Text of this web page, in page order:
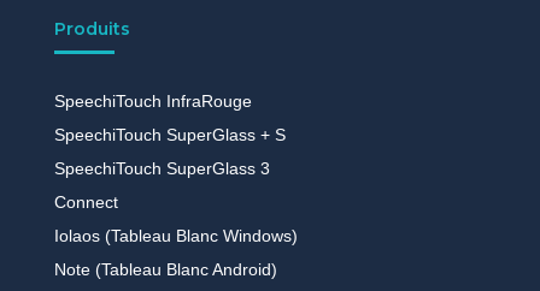
Produits
SpeechiTouch InfraRouge
SpeechiTouch SuperGlass + S
SpeechiTouch SuperGlass 3
Connect
Iolaos (Tableau Blanc Windows)
Note (Tableau Blanc Android)